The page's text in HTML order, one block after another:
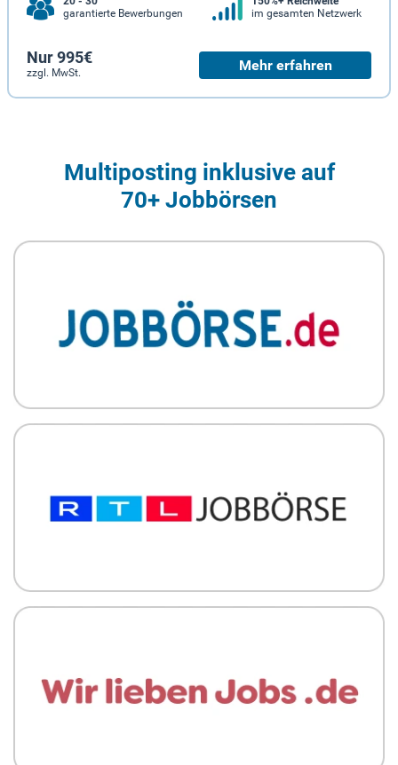
garantierte Bewerbungen
im gesamten Netzwerk
Nur 995€
zzgl. MwSt. Mehr erfahren
Multiposting inklusive auf
70+ Jobbörsen